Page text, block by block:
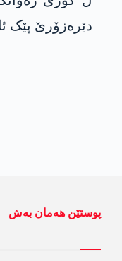
دێرەزۆرێ پێک
پوستێن ھەمان بەش